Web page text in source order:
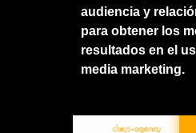
audiencia y
para obtener los
resultados en el
media marketing.